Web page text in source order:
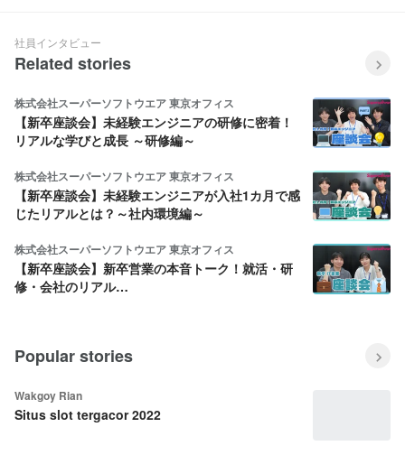
社員インタビュー
Related stories
株式会社スーパーソフトウエア 東京オフィス
【新卒座談会】未経験エンジニアの研修に密着！
リアルな学びと成長 ～研修編～
株式会社スーパーソフトウエア 東京オフィス
【新卒座談会】未経験エンジニアが入社1カ月で感
じたリアルとは？～社内環境編～
株式会社スーパーソフトウエア 東京オフィス
【新卒座談会】新卒営業の本音トーク！就活・研
修・会社のリアル…
Popular stories
Wakgoy Rian
Situs slot tergacor 2022